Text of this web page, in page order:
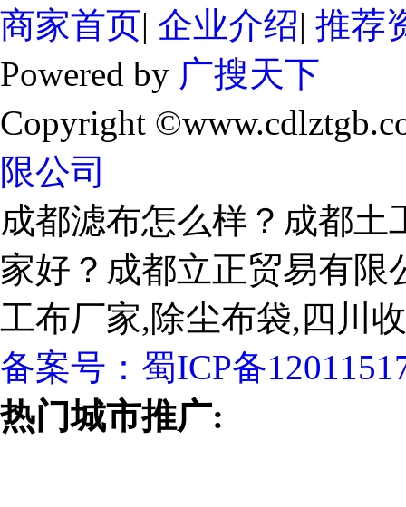
商家首页| 企业介绍| 推荐
Powered by 广搜天下
Copyright
限公司
成都滤布怎么样？成都
家好？成都立正贸易有
工布厂家,除尘布袋,四川
备案号： 蜀ICP备
热门城市推广: